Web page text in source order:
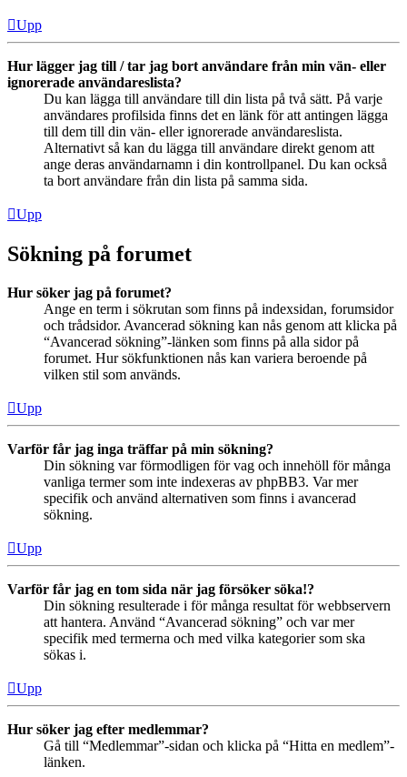
Upp
Hur lägger jag till / tar jag bort användare från min vän- eller
ignorerade användareslista?
Du kan lägga till användare till din lista på två sätt. På varje
användares profilsida finns det en länk för att antingen lägga
till dem till din vän- eller ignorerade användareslista.
Alternativt så kan du lägga till användare direkt genom att
ange deras användarnamn i din kontrollpanel. Du kan också
ta bort användare från din lista på samma sida.
Upp
Sökning på forumet
Hur söker jag på forumet?
Ange en term i sökrutan som finns på indexsidan, forumsidor
och trådsidor. Avancerad sökning kan nås genom att klicka på
“Avancerad sökning”-länken som finns på alla sidor på
forumet. Hur sökfunktionen nås kan variera beroende på
vilken stil som används.
Upp
Varför får jag inga träffar på min sökning?
Din sökning var förmodligen för vag och innehöll för många
vanliga termer som inte indexeras av phpBB3. Var mer
specifik och använd alternativen som finns i avancerad
sökning.
Upp
Varför får jag en tom sida när jag försöker söka!?
Din sökning resulterade i för många resultat för webbservern
att hantera. Använd “Avancerad sökning” och var mer
specifik med termerna och med vilka kategorier som ska
sökas i.
Upp
Hur söker jag efter medlemmar?
Gå till “Medlemmar”-sidan och klicka på “Hitta en medlem”-
länken.